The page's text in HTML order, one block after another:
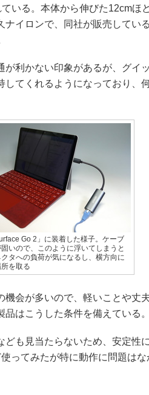
いる。本体から伸びた12cmほ
イロンで、同社が販売している
利かない印象があるが、グイ
てくれるようになっており、
Go 2」に装着した様子。ケーブ
固いので、このように浮いてしまうと
クタへの負荷が気になるし、横方向に
所を取る
会が多いので、軽いことや丈
はこうした条件を備えている。
も見当たらないため、安定性
ってみたが特に動作に問題はな